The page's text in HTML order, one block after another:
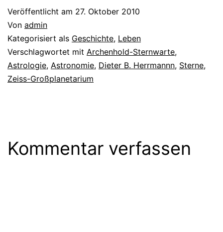
Veröffentlicht am 27. Oktober 2010
Von admin
Kategorisiert als Geschichte, Leben
Verschlagwortet mit Archenhold-Sternwarte,
Astrologie, Astronomie, Dieter B. Herrmannn, Sterne,
Zeiss-Großplanetarium
Kommentar verfassen